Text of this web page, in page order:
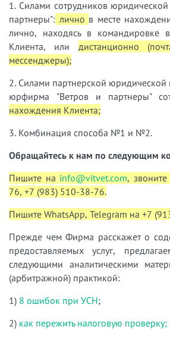
1. Силами сотрудников
партнеры": лично в месте
лично, находясь в командировке
Клиента, или дистанционно
мессенджеры);
2. Силами партнерской
юрфирма "Ветров и партнеры"
нахождения Клиента;
3. Комбинация способа №1 и №2.
Обращайтесь к нам по следующим
Пишите на info@vitvet.com,
76, +7 (983) 510-38-76.
Пишите WhatsApp, Telegram на +7
Прежде чем Фирма расскажет о
предоставляемых услуг,
следующими аналитическими
(арбитражной) практикой:
1) 8 ошибок при УСН;
2) как пережить налоговую проверку;